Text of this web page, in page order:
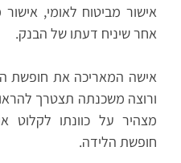
אישור מביטוח לאומי,
אחר שיניח דעתו של הבנק.
אישה המאריכה את חופשת
ורוצה משכנתה תצטרך
מצהיר על כוונתו
חופשת הלידה.